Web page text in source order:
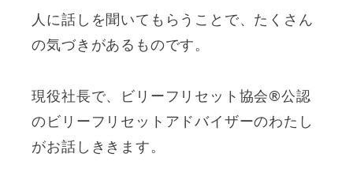
人に話しを聞いてもらうことで、たくさん
の気づきがあるものです。
現役社長で、ビリーフリセット協会®︎公認
のビリーフリセットアドバイザーのわたし
がお話しききます。